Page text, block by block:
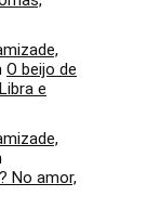
O beijo de
e
No amor,